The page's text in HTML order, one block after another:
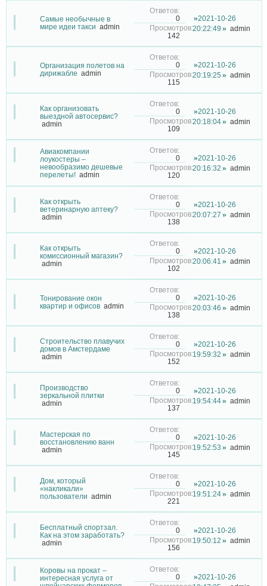
Самые необычные в
мире идеи такси admin
0
142
2021-10-26
20:22:49
admin
Организация полетов на
дирижабле admin
0
115
2021-10-26
20:19:25
admin
Как организовать
выездной автосервис?
admin
0
109
2021-10-26
20:18:04
admin
Авиакомпании
лоукостеры –
невообразимо дешевые
перелеты! admin
0
120
2021-10-26
20:16:32
admin
Как открыть
ветеринарную аптеку?
admin
0
138
2021-10-26
20:07:27
admin
Как открыть
комиссионный магазин?
admin
0
102
2021-10-26
20:06:41
admin
Тонирование окон
квартир и офисов admin
0
138
2021-10-26
20:03:46
admin
Строительство плавучих
домов в Амстердаме
admin
0
152
2021-10-26
19:59:32
admin
Производство
зеркальной плитки
admin
0
137
2021-10-26
19:54:44
admin
Мастерская по
восстановлению ванн
admin
0
145
2021-10-26
19:52:53
admin
Дом, который
«накликали»
пользователи admin
0
221
2021-10-26
19:51:24
admin
Бесплатный спортзал.
Как на этом заработать?
admin
0
156
2021-10-26
19:50:12
admin
Коровы на прокат –
интересная услуга от
0
2021-10-26